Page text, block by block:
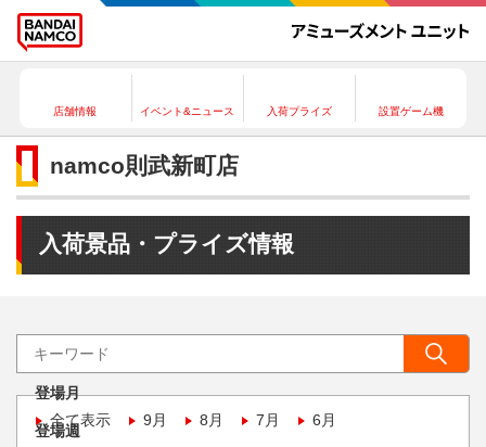
店舗情報 イベント&ニュース 入荷プライズ 設置ゲーム機
namco則武新町店
入荷景品・プライズ情報
登場月
全て表示
9月 8月 7月 6月
登場週